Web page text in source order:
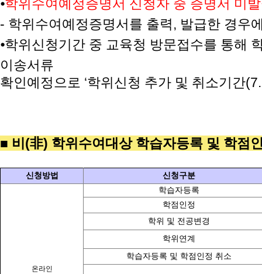
⦁학위수여예정증명서 신청자 중 증명서 미
- 학위수여예정증명서를 출력, 발급한 경우
⦁학위신청기간 중 교육청 방문접수를 통해
이송서류
확인예정으로 ‘학위신청 추가 및 취소기간
■ 비(非) 학위수여대상 학습자등록 및 학점
신청방법 신청구분
온라인
학습자등록
학점인정
학위 및 전공변경
학위연계
학습자등록 및 학점인정 취소